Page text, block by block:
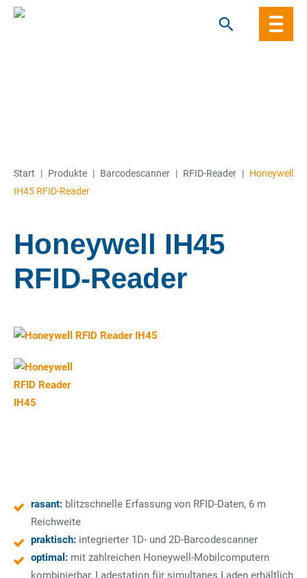
Start | Produkte | Barcode­­scanner | RFID-Reader | Honeywell
IH45 RFID-Reader
Honeywell IH45
RFID-Reader
rasant: blitzschnelle Erfassung von RFID-Daten, 6 m
Reichweite
praktisch: integrierter 1D- und 2D-Barcodescanner
optimal: mit zahlreichen Honeywell-Mobilcomputern
kombinierbar, Ladestation für simultanes Laden erhältlich